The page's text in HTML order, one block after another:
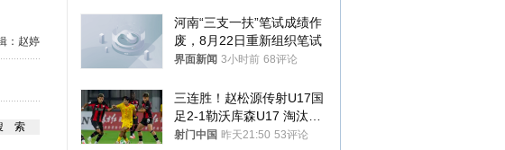
：赵婷
河南“三支一扶”笔试成绩作
废，8月22日重新组织笔试
界面新闻 3小时前 68评论
三连胜！赵松源传射U17国
足2-1勒沃库森U17 淘汰赛
将战河床
射门中国 昨天21:50 53评论